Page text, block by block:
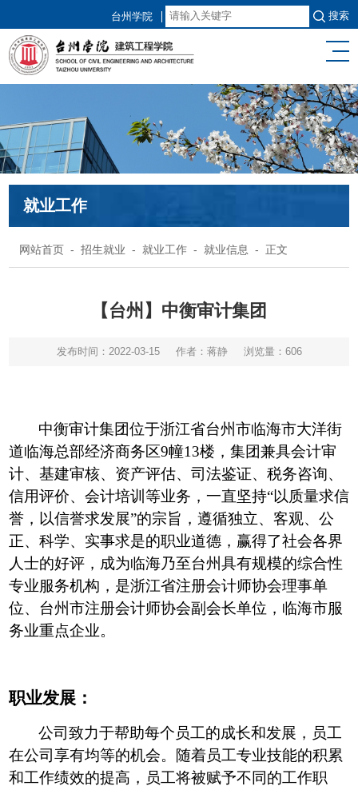
台州学院 搜索
就业工作
网站首页 -招生就业 -就业工作 -就业信息 - 正文
【台州】中衡审计集团
发布时间：2022-03-15 作者：蒋静 浏览量： 606
中衡审计集团位于浙江省台州市临海市大洋街
道临海总部经济商务区9幢13楼，集团兼具会计审
计、基建审核、资产评估、司法鉴证、税务咨询、
信用评价、会计培训等业务，一直坚持“以质量求信
誉，以信誉求发展”的宗旨，遵循独立、客观、公
正、科学、实事求是的职业道德，赢得了社会各界
人士的好评，成为临海乃至台州具有规模的综合性
专业服务机构，是浙江省注册会计师协会理事单
位、台州市注册会计师协会副会长单位，临海市服
务业重点企业。
职业发展：
公司致力于帮助每个员工的成长和发展，员工
在公司享有均等的机会。随着员工专业技能的积累
和工作绩效的提高，员工将被赋予不同的工作职